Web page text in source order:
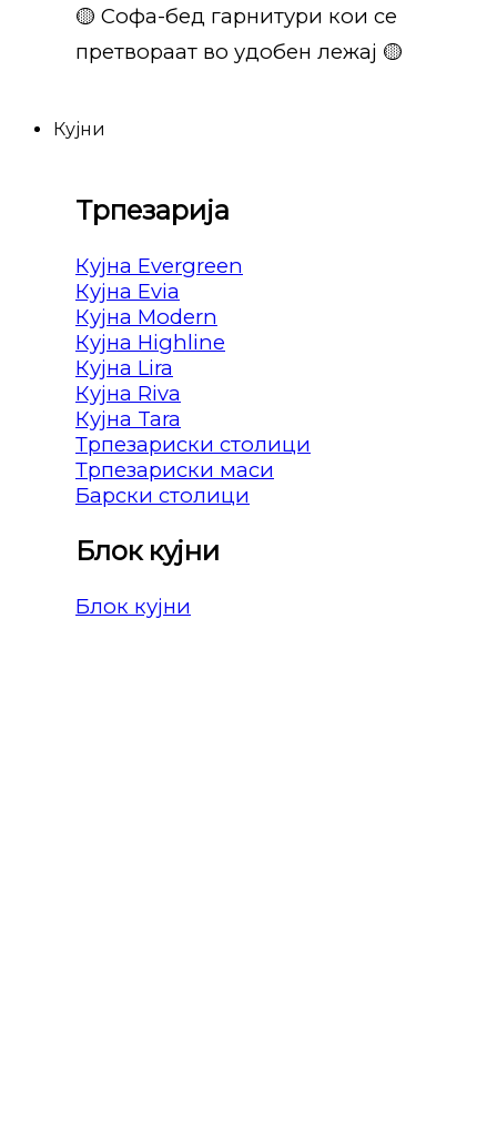
🟡 Софа-бед гарнитури кои се
претвораат во удобен лежај 🟡
Кујни
Трпезарија
Кујна Evergreen
Кујна Evia
Кујна Modern
Кујна Highline
Кујна Lira
Кујна Riva
Кујна Tara
Трпезариски столици
Трпезариски маси
Барски столици
Блок кујни
Блок кујни